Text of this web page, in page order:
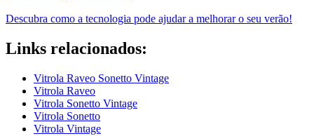
Descubra como a tecnologia pode ajudar a melhorar o seu verão!
Links relacionados:
Vitrola Raveo Sonetto Vintage
Vitrola Raveo
Vitrola Sonetto Vintage
Vitrola Sonetto
Vitrola Vintage